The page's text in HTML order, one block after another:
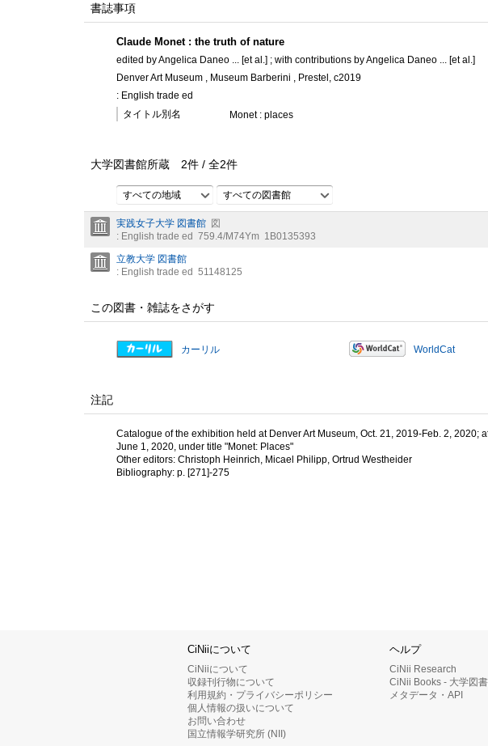
書誌事項
Claude Monet : the truth of nature
edited by Angelica Daneo ... [et al.] ; with contributions by Angelica Daneo ... [et al.]
Denver Art Museum , Museum Barberini , Prestel, c2019
: English trade ed
タイトル別名
Monet : places
大学図書館所蔵 2件 / 全2件
すべての地域 すべての図書館
実践女子大学 図書館 図
: English trade ed 759.4/M74Ym 1B0135393
立教大学 図書館
: English trade ed 51148125
この図書・雑誌をさがす
カーリル WorldCat
注記
Catalogue of the exhibition held at Denver Art Museum, Oct. 21, 2019-Feb. 2,
June 1, 2020, under title "Monet: Places"
Other editors: Christoph Heinrich, Micael Philipp, Ortrud Westheider
Bibliography: p. [271]-275
CiNiiについて
CiNiiについて
収録刊行物について
利用規約・プライバシーポリシー
個人情報の扱いについて
お問い合わせ
国立情報学研究所 (NII)
ヘルプ
CiNii Research
CiNii Books - 大学図
メタデータ・API